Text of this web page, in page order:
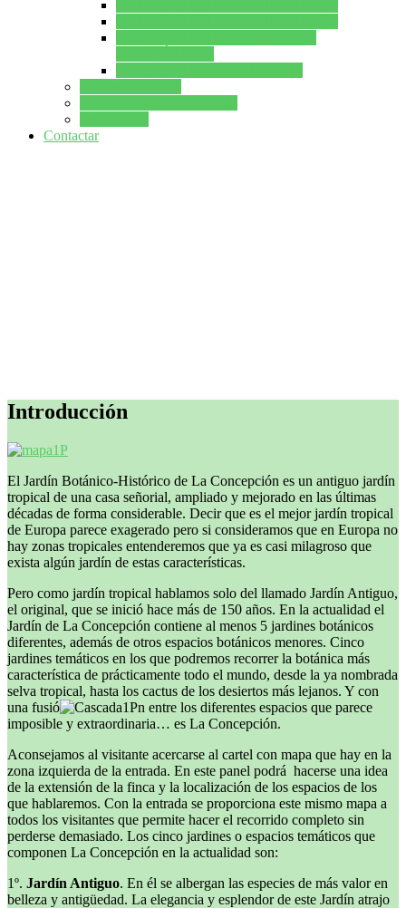
Contactar
Introducción
El Jardín Botánico-Histórico de La Concepción es un antiguo jardín
tropical de una casa señorial, ampliado y mejorado en las últimas
décadas de forma considerable. Decir que es el mejor jardín tropical
de Europa parece exagerado pero si consideramos que en Europa no
hay zonas tropicales entenderemos que ya es casi milagroso que
exista algún jardín de estas características.
Pero como jardín tropical hablamos solo del llamado Jardín Antiguo,
el original, que se inició hace más de 150 años. En la actualidad el
Jardín de La Concepción contiene al menos 5 jardines botánicos
diferentes, además de otros espacios botánicos menores. Cinco
jardines temáticos en los que podremos recorrer la botánica más
característica de prácticamente todo el mundo, desde la ya nombrada
selva tropical, hasta los cactus de los desiertos más lejanos. Y con
una fusió
n entre los diferentes espacios que parece
imposible y extraordinaria… es La Concepción.
Aconsejamos al visitante acercarse al cartel con mapa que hay en la
zona izquierda de la entrada. En este panel podrá hacerse una idea
de la extensión de la finca y la localización de los espacios de los
que hablaremos. Con la entrada se proporciona este mismo mapa a
todos los visitantes que permite hacer el recorrido completo sin
perderse demasiado. Los cinco jardines o espacios temáticos que
componen La Concepción en la actualidad son:
1º. Jardín Antiguo. En él se albergan las especies de más valor en
belleza y antigüedad. La elegancia y esplendor de este Jardín atrajo